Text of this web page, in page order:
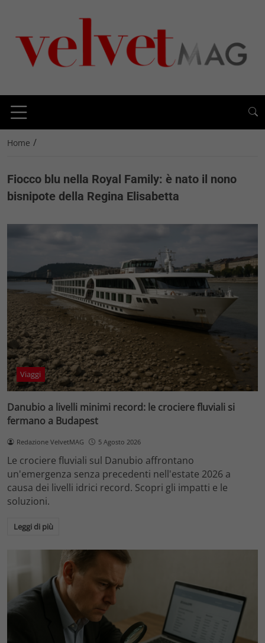
Home /
Fiocco blu nella Royal Family: è nato il nono
bisnipote della Regina Elisabetta
Viaggi
Danubio a livelli minimi record: le crociere fluviali si
fermano a Budapest
Redazione VelvetMAG 5 Agosto 2026
Le crociere fluviali sul Danubio affrontano
un'emergenza senza precedenti nell'estate 2026 a
causa dei livelli idrici record. Scopri gli impatti e le
soluzioni.
Leggi di più